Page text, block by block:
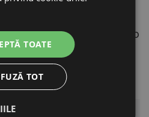
de 2 litri. Potrivită ca
când înlocuiți supapa la o
PRINCIPALE
TOATE
TOT